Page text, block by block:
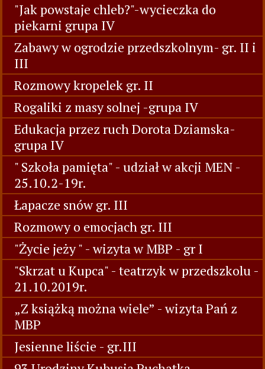
"Jak powstaje chleb?"-wycieczka do
piekarni grupa IV
Zabawy w ogrodzie przedszkolnym- gr. II i
III
Rozmowy kropelek gr. II
Rogaliki z masy solnej -grupa IV
Edukacja przez ruch Dorota Dziamska-
grupa IV
" Szkoła pamięta" - udział w akcji MEN -
25.10.2-19r.
Łapacze snów gr. III
Rozmowy o emocjach gr. III
"Życie jeży " - wizyta w MBP - gr I
"Skrzat u Kupca" - teatrzyk w przedszkolu -
21.10.2019r.
„Z książką można wiele” - wizyta Pań z
MBP
Jesienne liście - gr.III